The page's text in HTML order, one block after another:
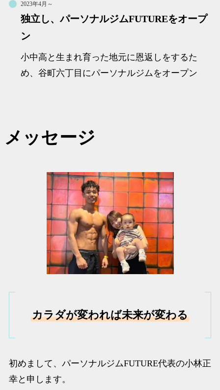
2023年4月～
独立し、パーソナルジムFUTUREをオープ
ン
小中高と生まれ育った地元に恩返しをするた
め、谷町六丁目にパーソナルジムをオープン
メッセージ
カラダが変われば未来が変わる
初めまして、パーソナルジムFUTURE代表の小林正
幸と申します。